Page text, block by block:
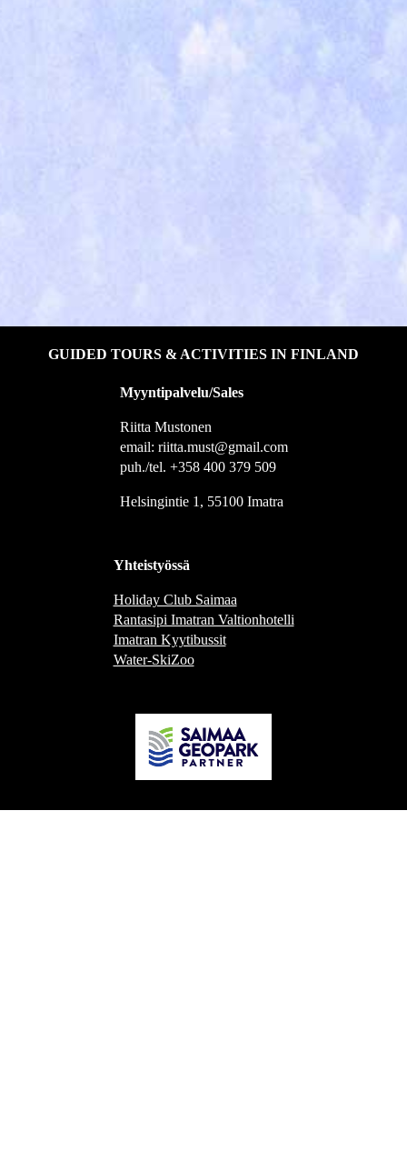
GUIDED TOURS & ACTIVITIES IN FINLAND
Myyntipalvelu/Sales
Riitta Mustonen
email: riitta.must@gmail.com
puh./tel. +358 400 379 509
Helsingintie 1, 55100 Imatra
Yhteistyössä
Holiday Club Saimaa
Rantasipi Imatran Valtionhotelli
Imatran Kyytibussit
Water-SkiZoo